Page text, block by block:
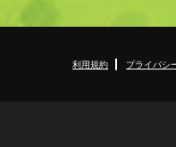
利用規約 プライバシ